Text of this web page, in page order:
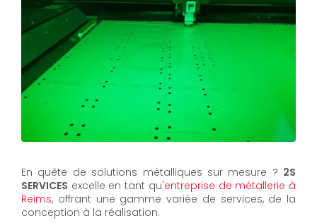
En quête de solutions métalliques sur mesure ? 2S
SERVICES excelle en tant qu'entreprise de métallerie à
Reims, offrant une gamme variée de services, de la
conception à la réalisation.